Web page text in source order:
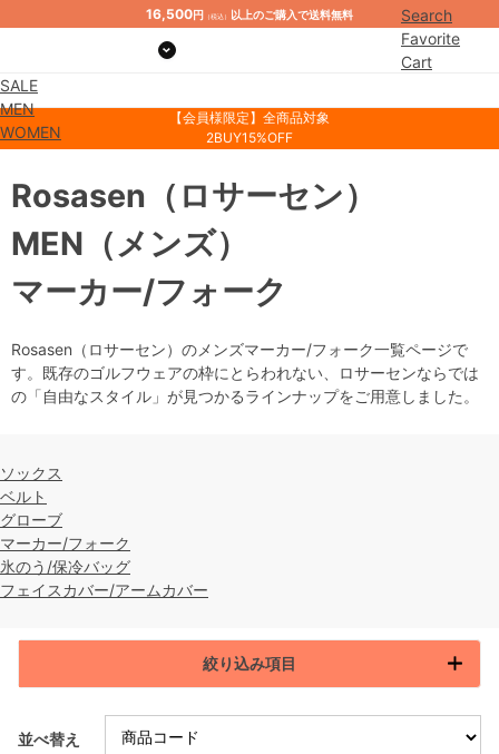
16,500円 （税込） 以上のご購入で送料無料
Search
Favorite
Cart
SALE
MEN
WOMEN
【会員様限定】全商品対象
2BUY15%OFF
マーカー/フォーク
Rosasen （ロサーセン）
MEN （メンズ）
Rosasen（ロサーセン）のメンズマーカー/フォーク一覧ページで
す。既存のゴルフウェアの枠にとらわれない、ロサーセンならでは
の「自由なスタイル」が見つかるラインナップをご用意しました。
ソックス
ベルト
グローブ
マーカー/フォーク
氷のう/保冷バッグ
フェイスカバー/アームカバー
絞り込み項目
並べ替え